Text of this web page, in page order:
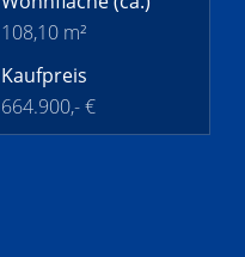
108,10 m²
Kaufpreis
664.900,- €